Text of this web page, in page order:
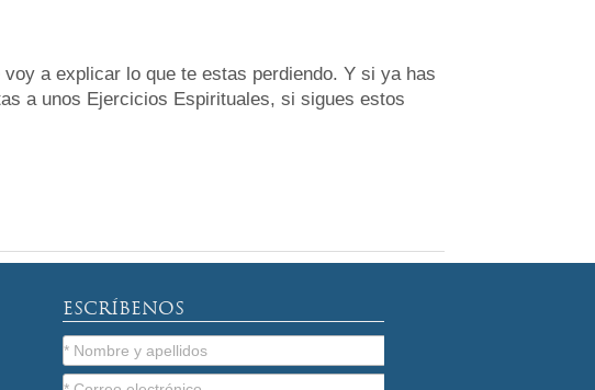
a explicar lo que te estas perdiendo. Y si ya has
a unos Ejercicios Espirituales, si sigues estos
ESCRÍBENOS